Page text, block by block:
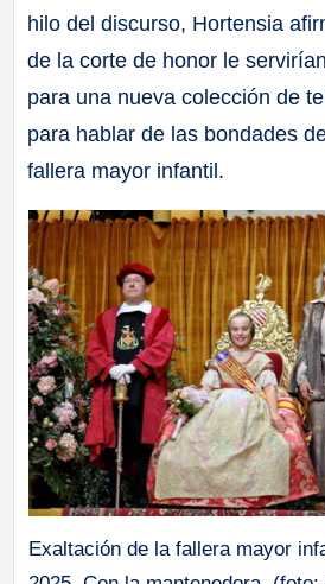
hilo del discurso, Hortensia
de la corte de honor le
para una nueva colección de
para hablar de las bondades
fallera mayor infantil.
Exaltación de la fallera mayor